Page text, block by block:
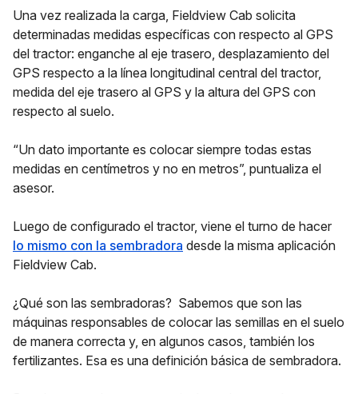
Una vez realizada la carga, Fieldview Cab solicita
determinadas medidas específicas con respecto al GPS
del tractor: enganche al eje trasero, desplazamiento del
GPS respecto a la línea longitudinal central del tractor,
medida del eje trasero al GPS y la altura del GPS con
respecto al suelo.
“Un dato importante es colocar siempre todas estas
medidas en centímetros y no en metros”, puntualiza el
asesor.
Luego de configurado el tractor, viene el turno de hacer
lo mismo con la sembradora desde la misma aplicación
Fieldview Cab.
¿Qué son las sembradoras? Sabemos que son las
máquinas responsables de colocar las semillas en el suelo
de manera correcta y, en algunos casos, también los
fertilizantes. Esa es una definición básica de sembradora.